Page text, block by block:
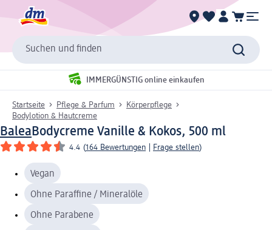
Suchen und finden
IMMERGÜNSTIG online einkaufen
Startseite Pflege & Parfum
Körperpflege
Bodylotion & Hautcreme
BaleaBodycreme Vanille & Kokos, 500 ml
4.4 (164 Bewertungen Frage stellen)
Vegan
Ohne Paraffine / Mineralöle
Ohne Parabene